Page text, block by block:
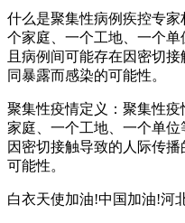
什么是聚集性病例疾控专
个家庭、一个工地、一个单
且病例间可能存在因密切
同暴露而感染的可能性。
聚集性疫情定义：聚集性
家庭、一个工地、一个单
因密切接触导致的人际传
可能性。
白衣天使加油!中国加油!河